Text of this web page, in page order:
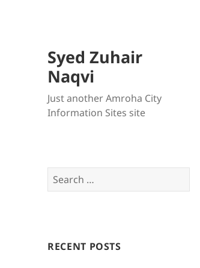
Syed Zuhair
Naqvi
Just another Amroha City
Information Sites site
Search
for:
RECENT POSTS